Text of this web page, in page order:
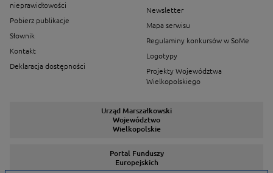
nieprawidłowości
Pobierz publikacje
Słownik
Kontakt
Deklaracja dostępności
Newsletter
Mapa serwisu
Regulaminy konkursów w SoMe
Logotypy
Projekty Województwa
Wielkopolskiego
Urząd Marszałkowski
Województwo
Wielkopolskie
Portal Funduszy
Europejskich